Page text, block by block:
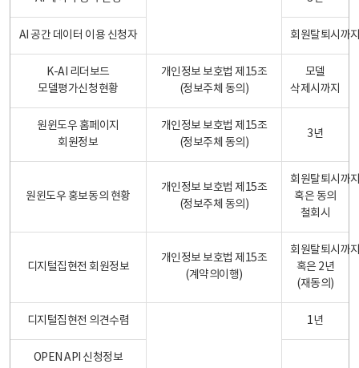
AI 공간 데이터 이용 신청자 회원탈퇴시까
K-AI 리더보드
모델평가신청현황
개인정보 보호법 제15조
(정보주체 동의)
모델
삭제시까지
원윈도우 홈페이지
회원정보
개인정보 보호법 제15조
(정보주체 동의)
3년
원윈도우 홍보동의 현황
개인정보 보호법 제15조
(정보주체 동의)
회원탈퇴시까
혹은 동의
철회시
디지털집현전 회원정보
개인정보 보호법 제15조
(계약의이행)
회원탈퇴시까
혹은 2년
(재동의)
디지털집현전 의견수렴 1년
OPEN API 신청정보